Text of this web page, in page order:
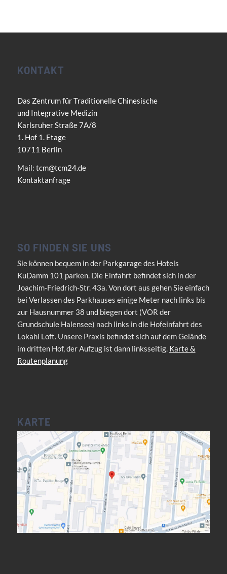
KONTAKT
Das Zentrum für Traditionelle Chinesische
und Integrative Medizin
Karlsruher Straße 7A/8
1. Hof 1. Etage
10711 Berlin
Mail: tcm@tcm24.de
Kontaktanfrage
SO FINDEN SIE UNS
Sie können bequem in der Parkgarage des Hotels
KuDamm 101 parken. Die Einfahrt befindet sich in der
Joachim-Friedrich-Str. 43a. Von dort aus gehen Sie einfach
bei Verlassen des Parkhauses einige Meter nach links bis
zur Hausnummer 38 und biegen dort (VOR der
Grundschule Halensee) nach links in die Hofeinfahrt des
Lokahi Loft. Unsere Praxis befindet sich auf dem Gelände
im dritten Hof, der Aufzug ist dann linksseitig. Karte &
Routenplanung
KARTE